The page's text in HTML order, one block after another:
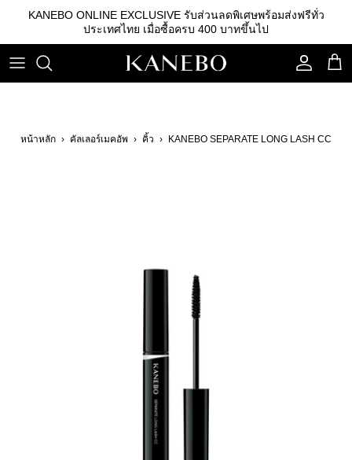
ที่
เนื้อหา
KANEBO ONLINE EXCLUSIVE รับส่วนลดพิเศษพร้อมส่งฟรีทั่ว
ประเทศไทย เมื่อซื้อครบ 400 บาทขึ้นไป
คลีนซิ่ง
โลชั่น
รองพื้น
แป้ง
คิ้ว
อายแชโดว์
หน้าหลัก › คัลเลอร์เมคอัพ › คิ้ว › KANEBO SEPARATE LONG LASH CC